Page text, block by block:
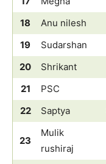
18
Anu nilesh
19
Sudarshan
20
Shrikant
21
PSC
22
Saptya
23
Mulik
rushiraj